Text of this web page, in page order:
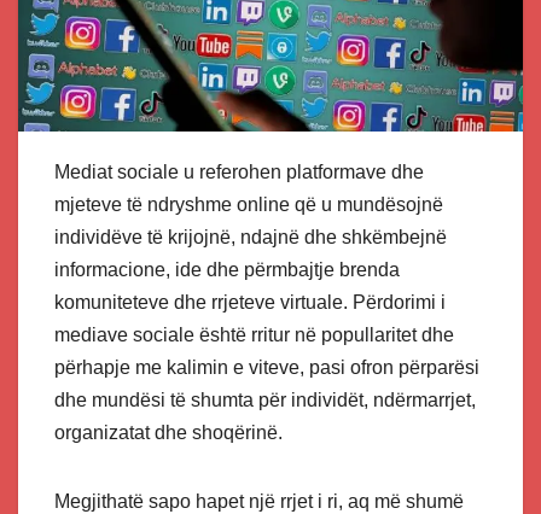
Mediat sociale u referohen platformave dhe
mjeteve të ndryshme online që u mundësojnë
individëve të krijojnë, ndajnë dhe shkëmbejnë
informacione, ide dhe përmbajtje brenda
komuniteteve dhe rrjeteve virtuale. Përdorimi i
mediave sociale është rritur në popullaritet dhe
përhapje me kalimin e viteve, pasi ofron përparësi
dhe mundësi të shumta për individët, ndërmarrjet,
organizatat dhe shoqërinë.
Megjithatë sapo hapet një rrjet i ri, aq më shumë